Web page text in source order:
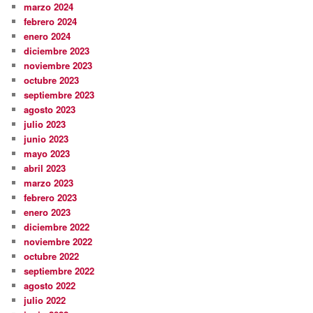
marzo 2024
febrero 2024
enero 2024
diciembre 2023
noviembre 2023
octubre 2023
septiembre 2023
agosto 2023
julio 2023
junio 2023
mayo 2023
abril 2023
marzo 2023
febrero 2023
enero 2023
diciembre 2022
noviembre 2022
octubre 2022
septiembre 2022
agosto 2022
julio 2022